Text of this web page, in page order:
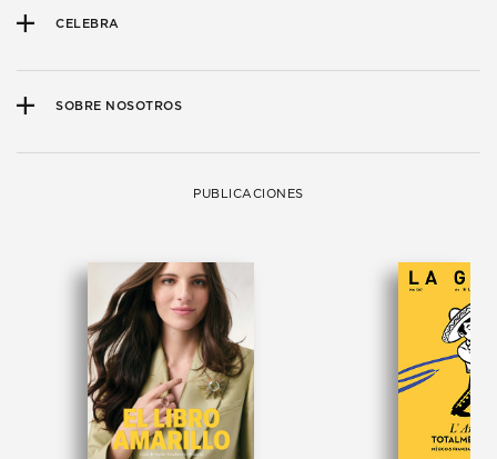
CELEBRA
SOBRE NOSOTROS
PUBLICACIONES